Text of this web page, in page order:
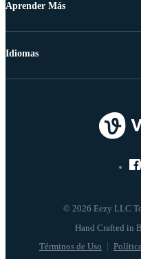
Aprender Más
© 2026 Eezy LLC
Términos de Uso
Idiomas